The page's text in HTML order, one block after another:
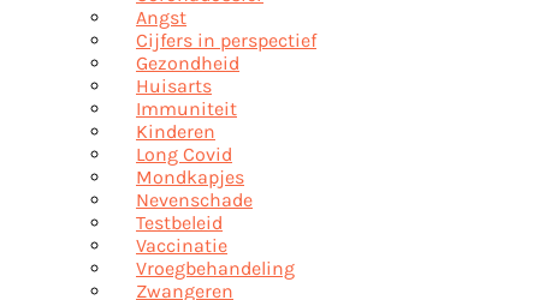
Angst
Cijfers in perspectief
Gezondheid
Huisarts
Immuniteit
Kinderen
Long Covid
Mondkapjes
Nevenschade
Testbeleid
Vaccinatie
Vroegbehandeling
Zwangeren